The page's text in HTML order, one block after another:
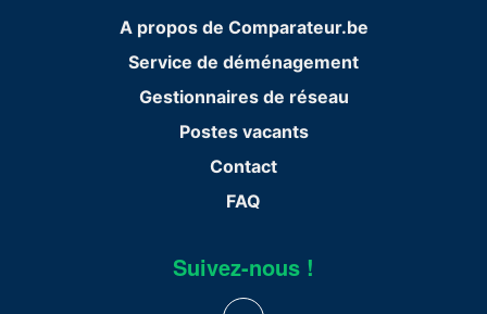
A propos de Comparateur.be
Service de déménagement
Gestionnaires de réseau
Postes vacants
Contact
FAQ
Suivez-nous !